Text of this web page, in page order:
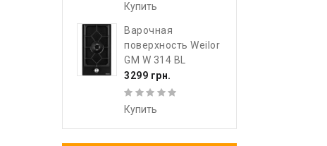
Купить
Варочная
поверхность Weilor
GM W 314 BL
3299 грн.
Купить